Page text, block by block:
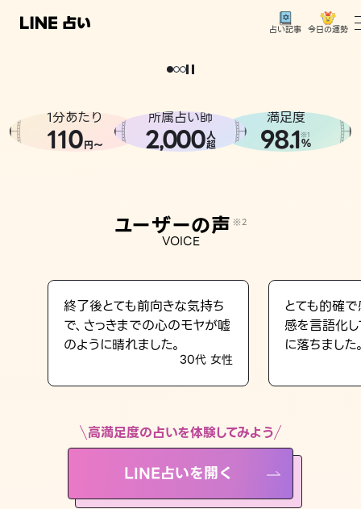
占い記事 今日の運勢
相談事例
LINE占いを開く
※LINEアプリ内のサービスページへ遷移します
どうせなら
。
1分あたり
110円〜
所属占い師
2,000人
超
満足度
98.1※1
%
ユーザーの声 ※2
VOICE
終了後とても前向きな気持ち
で、さっきまでの心のモヤが嘘
のように晴れました。
30代 女性
とても的確
感を言語化
に落ちました
高満足度の占いを体験してみよう
LINE占いを開く